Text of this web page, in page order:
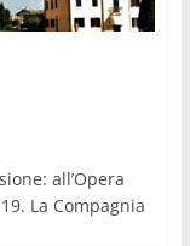
all’Opera
La Compagnia